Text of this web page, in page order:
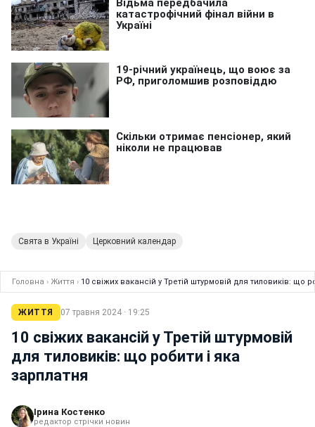
Свята в Україні Церковний календар
Головна › Життя › 10 свіжих вакансій у Третій штурмовій для тиловиків: що
ЖИТТЯ 07 травня 2024 · 19:25
10 свіжих вакансій у Третій штурмовій
для тиловиків: що робити і яка
зарплатня
Ірина Костенко
редактор стрічки новин